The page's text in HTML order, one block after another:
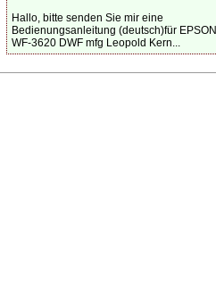
Hallo, bitte senden Sie mir eine
Bedienungsanleitung (deutsch)für EPSON
WF-3620 DWF mfg Leopold Kern...